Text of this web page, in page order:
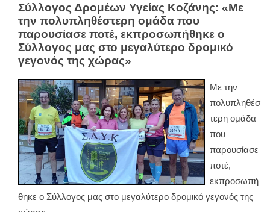
Σύλλογος Δρομέων Υγείας Κοζάνης: «Με
την πολυπληθέστερη ομάδα που
παρουσίασε ποτέ, εκπροσωπήθηκε ο
Σύλλογος μας στο μεγαλύτερο δρομικό
γεγονός της χώρας»
Με την
πολυπληθέσ
τερη ομάδα
που
παρουσίασε
ποτέ,
εκπροσωπή
θηκε ο Σύλλογος μας στο μεγαλύτερο δρομικό γεγονός της